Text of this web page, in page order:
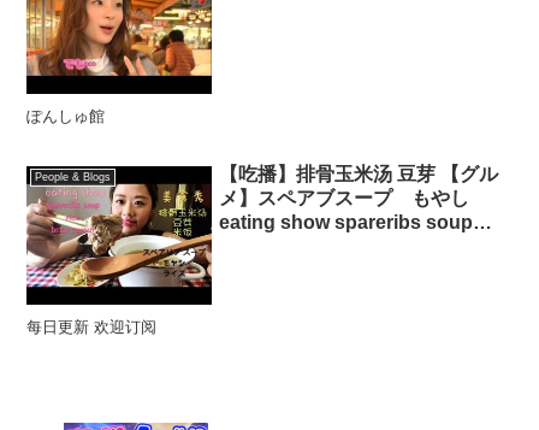
ぽんしゅ館
People & Blogs
【吃播】排骨玉米汤 豆芽 【グル
メ】スペアブスープ もやし
eating show spareribs soup
每日更新 欢迎订阅